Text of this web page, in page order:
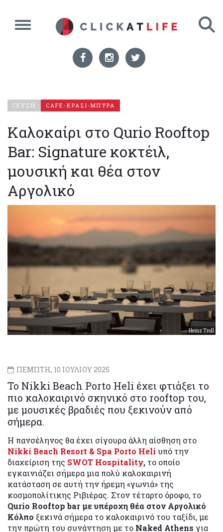
ΓΕΥΣΗ CAFE-ΚΡΑΣΙ-ΜΠΥΡΑ
Καλοκαίρι στο Qurio Rooftop
Bar: Signature κοκτέιλ,
μουσική και θέα στον
Αργολικό
Heinz Troll
ΠΕΜΠΤΗ, 10 ΙΟΥΛΙΟΥ 2025
Το Nikki Beach Porto Heli έχει φτιάξει το
πιο καλοκαιρινό σκηνικό στο rooftop του,
με μουσικές βραδιές που ξεκινούν από
σήμερα.
Η πανσέληνος θα έχει σίγουρα άλλη αίσθηση στο
Nikki Beach Resort & Spa Porto Heli υπό την
διαχείριση της SWOT Hospitality, το οποίο
εγκαινιάζει σήμερα μια πολύ καλοκαιρινή
κατάσταση σε αυτή την ήρεμη «γωνιά» της
κοσμοπολίτικης Ριβιέρας. Στον τέταρτο όροφο, το
Qurio Rooftop bar με υπέροχη θέα στον Αργολικό
Κόλπο ξεκινά σήμερα το καλοκαιρινό του ταξίδι, με
την πρώτη του συνάντηση με το Naked Athens για